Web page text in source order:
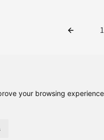
your browsing
1